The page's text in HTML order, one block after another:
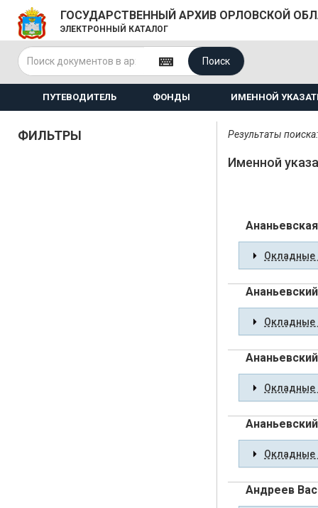
ГОСУДАРСТВЕННЫЙ АРХИВ ОРЛОВСКОЙ
ЭЛЕКТРОННЫЙ КАТАЛОГ
Поиск
ПУТЕВОДИТЕЛЬ ФОНДЫ ИМЕННОЙ
ФИЛЬТРЫ Результаты
Именной
Окладные
Окладные
Окладные
Окладные
Андреев